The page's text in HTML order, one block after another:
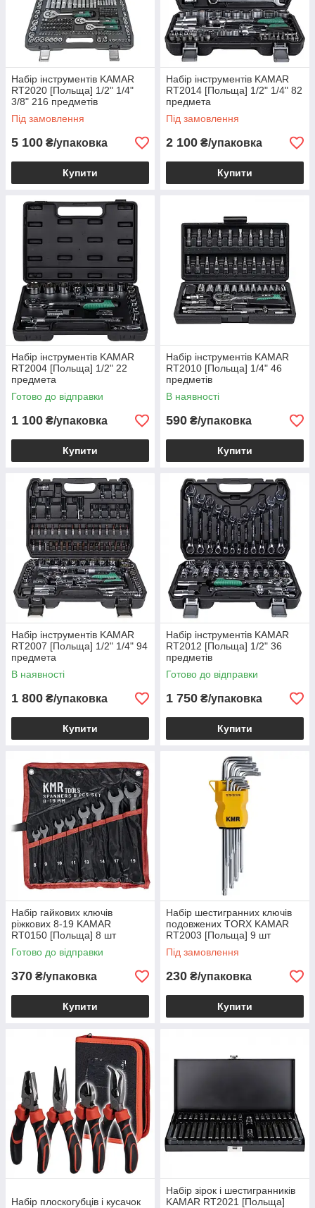
Набір інструментів KAMAR
RT2020 [Польща] 1/2" 1/4"
3/8" 216 предметів
Під замовлення
5 100 ₴/упаковка
Купити
Набір інструментів KAMAR
RT2014 [Польща] 1/2" 1/4" 82
предмета
Під замовлення
2 100 ₴/упаковка
Купити
Набір інструментів KAMAR
RT2004 [Польща] 1/2" 22
предмета
Готово до відправки
1 100 ₴/упаковка
Купити
Набір інструментів KAMAR
RT2010 [Польща] 1/4" 46
предметів
В наявності
590 ₴/упаковка
Купити
Набір інструментів KAMAR
RT2007 [Польща] 1/2" 1/4" 94
предмета
В наявності
1 800 ₴/упаковка
Купити
Набір інструментів KAMAR
RT2012 [Польща] 1/2" 36
предметів
Готово до відправки
1 750 ₴/упаковка
Купити
Набір гайкових ключів
ріжкових 8-19 KAMAR
RT0150 [Польща] 8 шт
Готово до відправки
370 ₴/упаковка
Купити
Набір шестигранних ключів
подовжених TORX KAMAR
RT2003 [Польща] 9 шт
Під замовлення
230 ₴/упаковка
Купити
Набір плоскогубців і кусачок
Набір зірок і шестигранників
KAMAR RT2021 [Польща]